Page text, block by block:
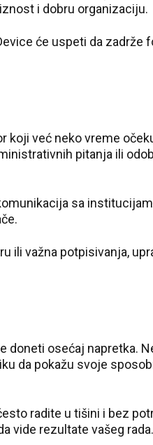
i dobru organizaciju.
će uspeti da zadrže
koji već neko vreme
pitanja ili
sa
ili važna potpisivanja,
doneti osećaj napretka.
da pokažu svoje
radite u tišini i bez
vide rezultate vašeg rada.